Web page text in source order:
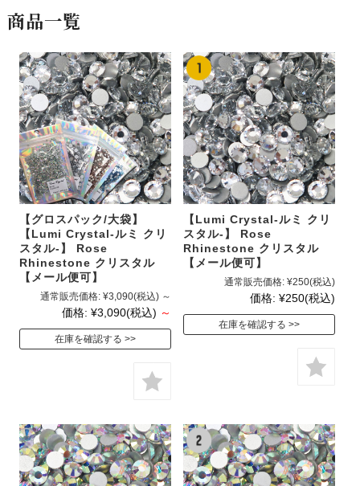
商品一覧
【グロスパック/大袋】
【Lumi Crystal-ルミ クリ
スタル-】 Rose
Rhinestone クリスタル
【メール便可】
通常販売価格: ¥3,090(税込) ～
価格: ¥3,090(税込) ～
在庫を確認する
【Lumi Crystal-ルミ クリ
スタル-】 Rose
Rhinestone クリスタル
【メール便可】
通常販売価格: ¥250(税込)
価格: ¥250(税込)
在庫を確認する